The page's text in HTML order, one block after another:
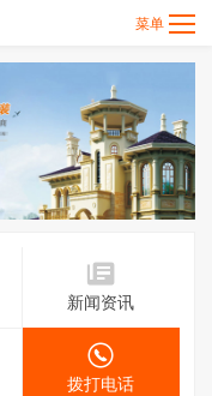
新闻资讯
拨打电话